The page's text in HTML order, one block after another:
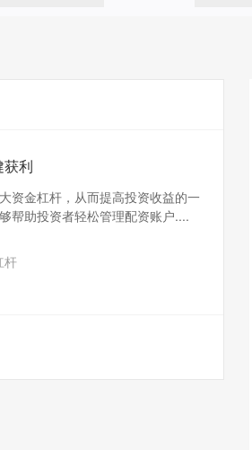
利
资金杠杆，从而提高投资收益的一
帮助投资者轻松管理配资账户....
杆